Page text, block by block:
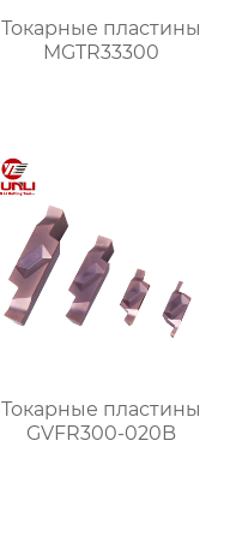
Токарные пластины
MGTR33300
Токарные пластины
GVFR300-020B